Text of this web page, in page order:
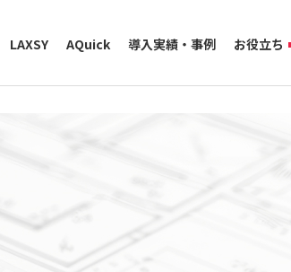
LAXSY AQuick 導入実績・事例 お役立ち